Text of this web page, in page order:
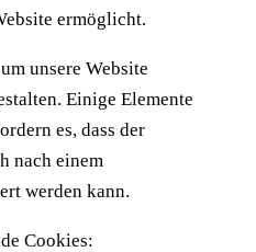
ermöglicht.
unsere Website
Einige Elemente
es, dass der
nach einem
werden kann.
Cookies: